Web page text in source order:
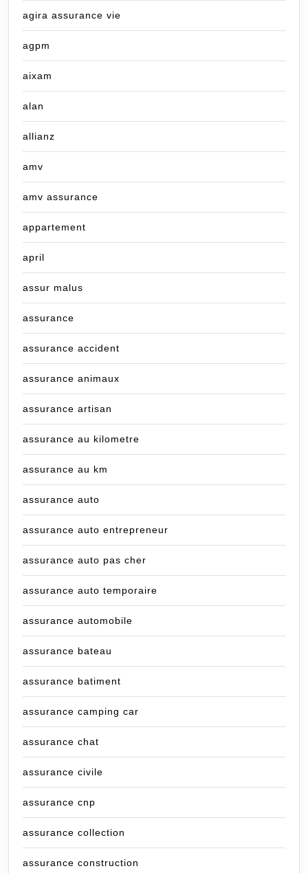
agira assurance vie
agpm
aixam
alan
allianz
amv
amv assurance
appartement
april
assur malus
assurance
assurance accident
assurance animaux
assurance artisan
assurance au kilometre
assurance au km
assurance auto
assurance auto entrepreneur
assurance auto pas cher
assurance auto temporaire
assurance automobile
assurance bateau
assurance batiment
assurance camping car
assurance chat
assurance civile
assurance cnp
assurance collection
assurance construction